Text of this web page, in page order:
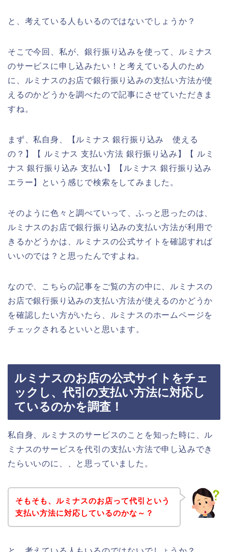
と、考えている人もいるのではないでしょうか？
そこで今回、私が、銀行振り込みを使って、ルミナス
のサービスに申し込みたい！と考えている人のため
に、ルミナスのお店で銀行振り込みの支払い方法が使
えるのかどうかを調べたので記事にさせていただきま
すね。
まず、私自身、【ルミナス 銀行振り込み 使える
の？】【 ルミナス 支払い方法 銀行振り込み】【 ルミ
ナス 銀行振り込み 支払い】【ルミナス 銀行振り込み
エラー】という感じで検索をしてみました。
そのように色々と調べていって、ふっと思ったのは、
ルミナスのお店で銀行振り込みの支払い方法が利用で
きるかどうかは、ルミナスの公式サイトを確認すれば
いいのでは？と思ったんですよね。
なので、こちらの記事をご覧の方の中に、ルミナスの
お店で銀行振り込みの支払い方法が使えるのかどうか
を確認したい方がいたら、ルミナスのホームページを
チェックされるといいと思います。
ルミナスのお店の公式サイトをチェ
ックし、代引の支払い方法に対応し
ているのかを調査！
私自身、ルミナスのサービスのことを知った時に、ル
ミナスのサービスを代引の支払い方法で申し込みでき
たらいいのに、、と思っていました。
そもそも、ルミナスのお店って代引という
支払い方法に対応しているのかな～？